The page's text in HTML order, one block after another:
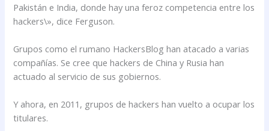
Pakistán e India, donde hay una feroz competencia entre los
hackers\», dice Ferguson.
Grupos como el rumano HackersBlog han atacado a varias
compañías. Se cree que hackers de China y Rusia han
actuado al servicio de sus gobiernos.
Y ahora, en 2011, grupos de hackers han vuelto a ocupar los
titulares.